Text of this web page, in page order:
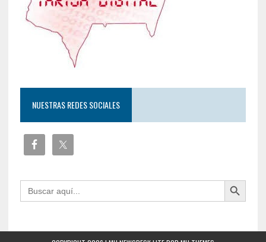
NUESTRAS REDES SOCIALES
Buscar: Botón de búsqueda